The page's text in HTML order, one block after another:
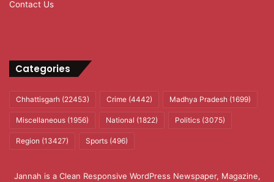
Contact Us
Categories
Chhattisgarh (22453) Crime (4442) Madhya Pradesh (1699)
Miscellaneous (1956) National (1822) Politics (3075)
Region (13427) Sports (496)
Jannah is a Clean Responsive WordPress Newspaper, Magazine,